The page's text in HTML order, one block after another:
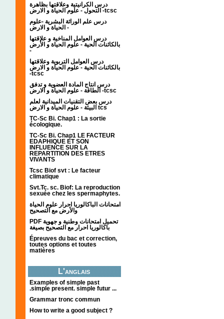
درس الكرانيتية وعلاقتها بظاهرة
التحول - علوم الحياة و الارض -tcsc
درس علم الوراثة البشرية -علوم
الحياة و الارض -
درس العوامل المناخية و علاقتها
بالكائنات الحية - علوم الحياة و الأرض
-
درس العوامل التربوية وعلاقتها
بالكائنات الحية - علوم الحياة و الارض
-tcsc
درس انتاج المادة العضوية و تدفق
الطاقة - علوم الحياة و الارض -tcsc
درس بعض التقنيات الميدانية لعلم
البيئة - علوم الحياة و الارض tcs
TC-Sc Bi. Chap1 : La sortie
écologique.
TC-Sc Bi. Chap1 LE FACTEUR
EDAPHIQUE ET SON
INFLUENCE SUR LA
REPARTITION DES ETRES
VIVANTS
Tcsc Biof svt : Le facteur
climatique
Svt.Tc. sc. Biof: La reproduction
sexuée chez les spermaphytes.
امتحانات الباكالوريا احرار علوم الحياة
والأرض مع التصحيح
PDF تحميل امتحانات وطنية و جهوية
باكالوريا احرار مع التصحيح بصيغة
Épreuves du bac et correction,
toutes options et toutes
matières
L'anglais
Examples of simple past
.simple present. simple futur ...
Grammar tronc commun
How to write a good subject ?